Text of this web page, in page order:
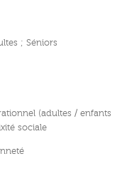
; Séniors
(adultes / enfants
sociale